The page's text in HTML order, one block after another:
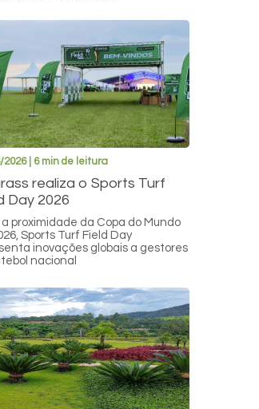
2026 | 6 min de leitura
realiza o Sports Turf
Day 2026
a proximidade da Copa do Mundo
Sports Turf Field Day
inovações globais a gestores
nacional